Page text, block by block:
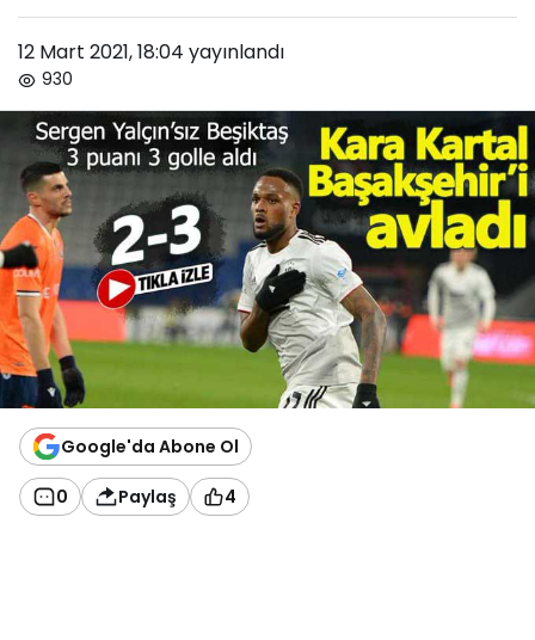
12 Mart 2021, 18:04 yayınlandı
930
Google'da Abone Ol
0 Paylaş 4